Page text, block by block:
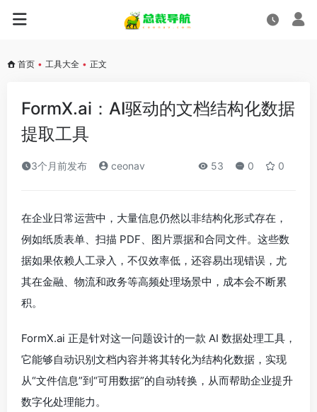
首页 • 工具大全 • 正文
FormX.ai：AI驱动的文档结构化数据
提取工具
3个月前发布 ceonav 53 0 0
在企业日常运营中，大量信息仍然以非结构化形式存在，
例如纸质表单、扫描 PDF、图片票据和合同文件。这些数
据如果依赖人工录入，不仅效率低，还容易出现错误，尤
其在金融、物流和政务等高频处理场景中，成本会不断累
积。
FormX.ai 正是针对这一问题设计的一款 AI 数据处理工具，
它能够自动识别文档内容并将其转化为结构化数据，实现
从“文件信息”到“可用数据”的自动转换，从而帮助企业提升
数字化处理能力。